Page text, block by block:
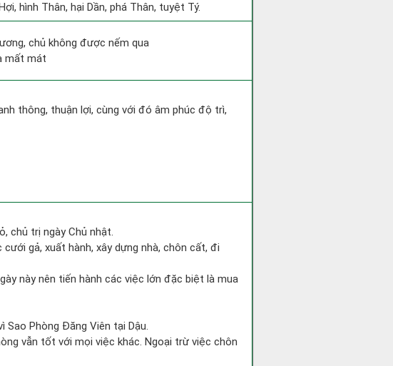
hình Thân, hại Dần, phá Thân, tuyệt Tý.
chủ không được nếm qua
mất mát
thông, thuận lợi, cùng với đó âm phúc độ trì,
chủ trị ngày Chủ nhật.
gả, xuất hành, xây dựng nhà, chôn cất, đi
này nên tiến hành các việc lớn đặc biệt là mua
Phòng Đăng Viên tại Dậu.
vẫn tốt với mọi việc khác. Ngoại trừ việc chôn